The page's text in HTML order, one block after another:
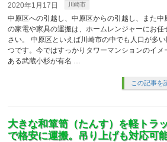
2020年1月17日 川崎市
中原区への引越し、中原区からの引越し、また中
の家電や家具の運搬は、ホームレンジャーにお任
さい。 中原区といえば川崎市の中でも人口が多い
つです。今ではすっかりタワーマンションのイメ
ある武蔵小杉が有名 …
この記事を
大きな和箪笥（たんす）を軽トラ
で格安に運搬。吊り上げも対応可能